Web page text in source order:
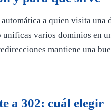
a quien visita
varios dominios en
mantiene una
a 302: cuál elegir